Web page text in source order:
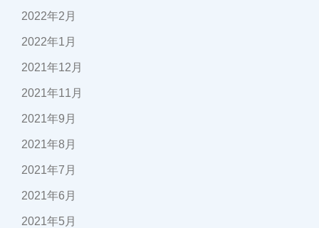
2022年2月
2022年1月
2021年12月
2021年11月
2021年9月
2021年8月
2021年7月
2021年6月
2021年5月